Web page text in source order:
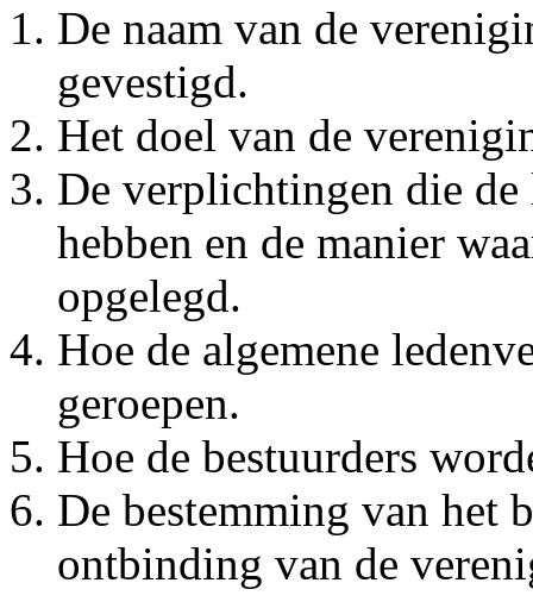
De naam van de
gevestigd.
Het doel van de
De verplichtingen die
hebben en de manier
opgelegd.
Hoe de algemene
geroepen.
Hoe de bestuurders
De bestemming van het
ontbinding van de